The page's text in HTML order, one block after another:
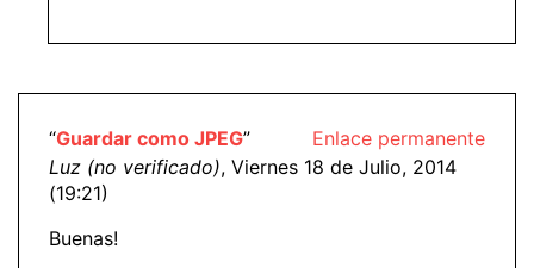
Enlace permanente
“Guardar como JPEG”
Luz (no verificado), Viernes 18 de Julio, 2014
(19:21)
Buenas!